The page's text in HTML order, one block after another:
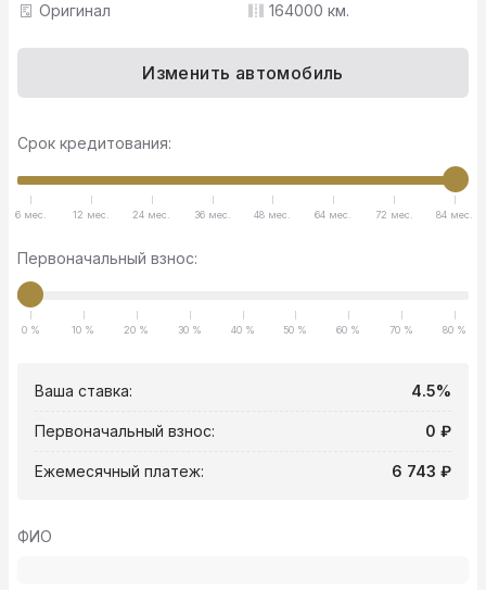
Оригинал
164000 км.
Изменить автомобиль
Срок кредитования:
6 мес. 12 мес. 24 мес. 36 мес. 48 мес. 64 мес. 72 мес. 84 мес.
Первоначальный взнос:
0 % 10 % 20 % 30 % 40 % 50 % 60 % 70 % 80 %
Ваша ставка: 4.5%
Первоначальный взнос: 0 ₽
Ежемесячный платеж: 6 743 ₽
ФИО